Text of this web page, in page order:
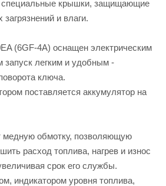
специальные крышки, защищающие
и влаги.
(6GF-4A) оснащен электрическим
легким и удобным -
ключа.
поставляется аккумулятор на
медную обмотку, позволяющую
расход топлива, нагрев и износ
срок его службы.
индикатором уровня топлива,